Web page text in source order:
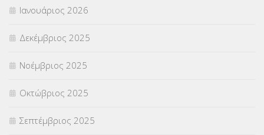
Ιανουάριος 2026
Δεκέμβριος 2025
Νοέμβριος 2025
Οκτώβριος 2025
Σεπτέμβριος 2025